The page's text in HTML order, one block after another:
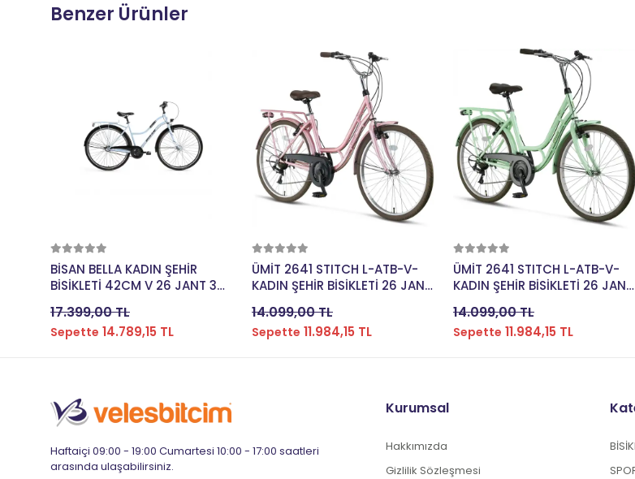
Benzer Ürünler
BİSAN BELLA KADIN ŞEHİR
BİSİKLETİ 42CM V 26 JANT 3
17.399,00 TL
Sepette 14.789,15 TL
ÜMİT 2641 STITCH L-ATB-V-
KADIN ŞEHİR BİSİKLETİ 26 JANT
14.099,00 TL
Sepette 11.984,15 TL
ÜMİT 2641 STITCH L-ATB-V-
KADIN ŞEHİR BİSİKLETİ 26 JANT
14.099,00 TL
Sepette 11.984,15 TL
Haftaiçi 09:00 - 19:00 Cumartesi 10:00 - 17:00 saatleri
arasında ulaşabilirsiniz.
Kurumsal
Hakkımızda
Gizlilik Sözleşmesi